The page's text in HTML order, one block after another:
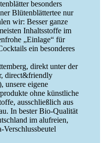
besonders
Blütenblättertee nur
wir: Besser ganze
Inhaltsstoffe im
„Einlage“ für
ein besonderes
direkt unter der
direct&friendly
eigene
ohne künstliche
ausschließlich aus
In bester Bio-Qualität
im alufreien,